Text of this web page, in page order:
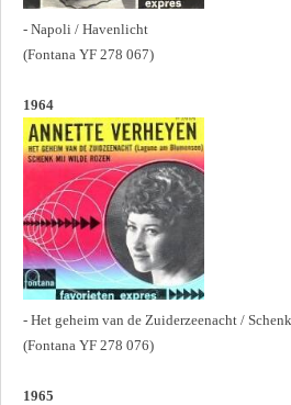
- Napoli / Havenlicht
(Fontana YF 278 067)
1964
- Het geheim van de Zuiderzeenacht /
(Fontana YF 278 076)
1965